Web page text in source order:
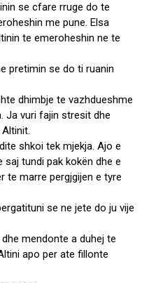
se cfare rruge do te
me pune. Elsa
te emeroheshin ne te
pretimin se do ti ruanin
dhimbje te vazhdueshme
Ja vuri fajin stresit dhe
shkoi tek mjekja. Ajo e
tundi pak kokën dhe e
te marre pergjgijen e tyre
se ne jete do ju vije
mendonte a duhej te
apo per ate fillonte